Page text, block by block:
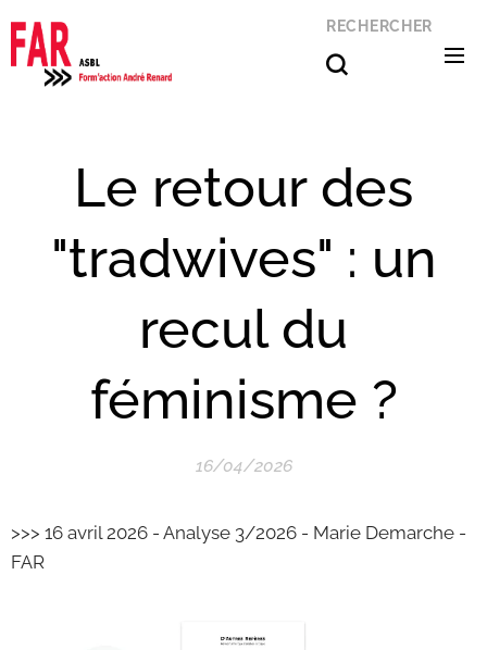
RECHERCHER
Le retour des
"tradwives" : un
recul du
féminisme ?
16/04/2026
>>> 16 avril 2026 - Analyse 3/2026 - Marie Demarche -
FAR